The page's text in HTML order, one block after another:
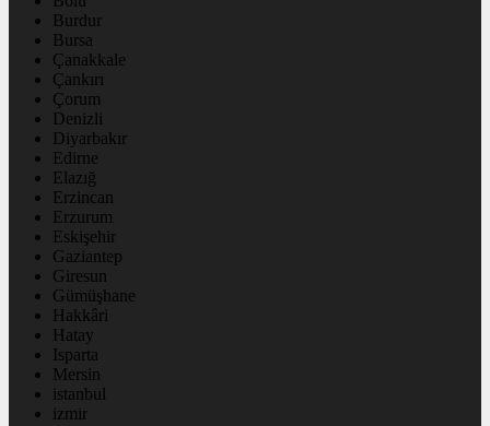
Burdur
Bursa
Çanakkale
Çankırı
Çorum
Denizli
Diyarbakır
Edirne
Elazığ
Erzincan
Erzurum
Eskişehir
Gaziantep
Giresun
Gümüşhane
Hakkâri
Hatay
Isparta
Mersin
istanbul
izmir